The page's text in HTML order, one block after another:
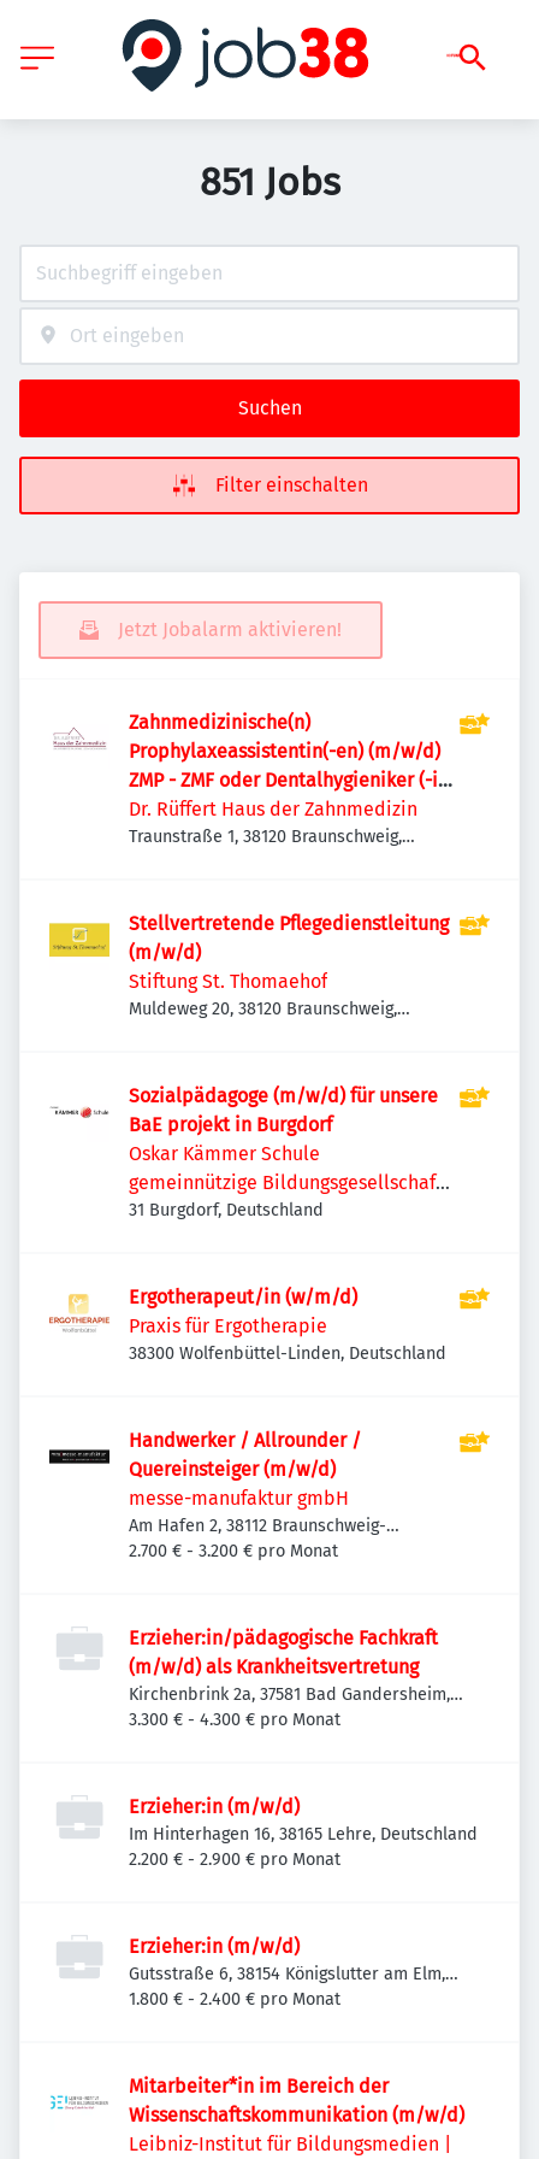
851 Jobs
Suchen
Filter einschalten
Jetzt Jobalarm aktivieren!
Zahnmedizinische(n)
Prophylaxeassistentin(-en) (m/w/d)
ZMP - ZMF oder Dentalhygieniker (-in)
DH
Dr. Rüffert Haus der Zahnmedizin
Traunstraße 1, 38120 Braunschweig,
Stellvertretende Pflegedienstleitung
(m/w/d)
Stiftung St. Thomaehof
Muldeweg 20, 38120 Braunschweig,
Sozialpädagoge (m/w/d) für unsere
BaE projekt in Burgdorf
Oskar Kämmer Schule
gemeinnützige Bildungsgesellschaft
mbH
31 Burgdorf, Deutschland
Ergotherapeut/in (w/m/d)
Praxis für Ergotherapie
38300 Wolfenbüttel-Linden, Deutschland
Handwerker / Allrounder /
Quereinsteiger (m/w/d)
messe-manufaktur gmbH
Am Hafen 2, 38112 Braunschweig-
Veltenhof-Rühme, Deutschland
2.700 € - 3.200 € pro Monat
Erzieher:in/pädagogische Fachkraft
(m/w/d) als Krankheitsvertretung
Kirchenbrink 2a, 37581 Bad Gandersheim,
Deutschland
3.300 € - 4.300 € pro Monat
Erzieher:in (m/w/d)
Im Hinterhagen 16, 38165 Lehre, Deutschland
2.200 € - 2.900 € pro Monat
Erzieher:in (m/w/d)
Gutsstraße 6, 38154 Königslutter am Elm,
Deutschland
1.800 € - 2.400 € pro Monat
Mitarbeiter*in im Bereich der
Wissenschaftskommunikation (m/w/d)
Leibniz-Institut für Bildungsmedien |